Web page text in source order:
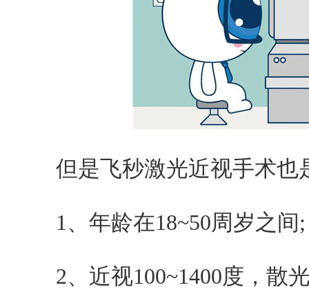
但是飞秒激光近视手术也
1、年龄在18~50周岁之间;
2、近视100~1400度，散光